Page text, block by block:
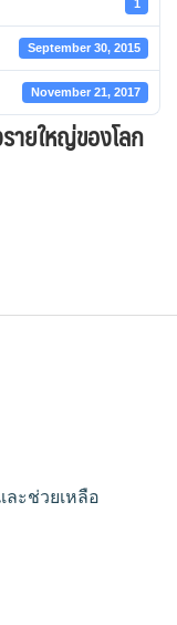
1
September 30, 2015
November 21, 2017
ายใหญ่ของโลก
ะช่วยเหลือ